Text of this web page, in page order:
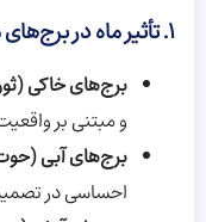
۱. تأثیر ماه در برج‌های مختلف
برج‌های خاکی
و مبتنی بر
برج‌های آبی
احساسی در